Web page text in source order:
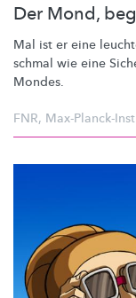
Der Mond,
Mal ist er eine
schmal wie eine
Mondes.
FNR, Max-Planck-